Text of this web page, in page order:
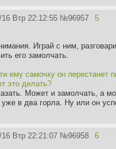
16 Втр 22:12:55 №96957 5
Играй с ним,
его замолчать.
ему самочку он перестанет
это делать?
Может и замолчать, а
уже в два горла. Ну или он
16 Втр 22:21:07 №96958 6